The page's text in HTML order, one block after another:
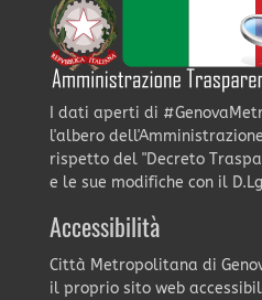
I dati aperti di
l'albero
rispetto del "Decreto
e le sue modifiche con il
Accessibilità
Città Metropolitana di
il proprio sito web